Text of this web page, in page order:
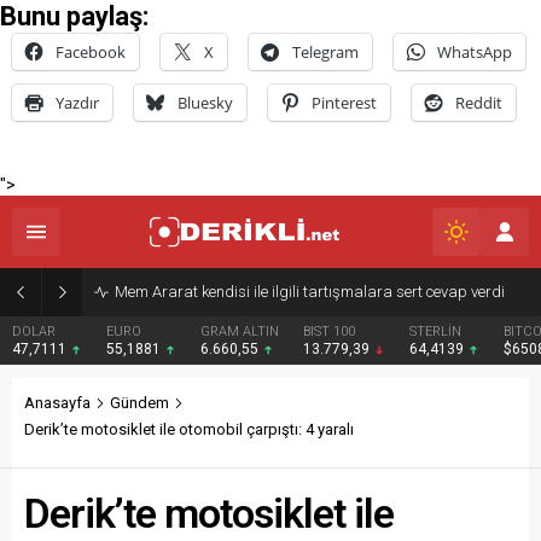
Bunu paylaş:
Facebook X Telegram WhatsApp
Yazdır Bluesky Pinterest Reddit
">
EURO
55,1881
GRAM ALTIN
6.660,55
BIST 100
13.779,39
STERLİN
64,4139
BITCOIN
$65086
BNB
Anasayfa
Gündem
Derik’te motosiklet ile otomobil çarpıştı: 4 yaralı
Derik’te motosiklet ile